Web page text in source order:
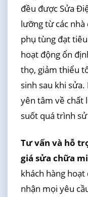
đều được Sửa
lưỡng từ các nhà
phụ tùng đạt
hoạt động ổn
thọ, giảm thiểu
sinh sau khi
yên tâm về chất
suốt quá trình
Tư vấn và hỗ
giá sửa chữa
khách hàng
nhận mọi yêu